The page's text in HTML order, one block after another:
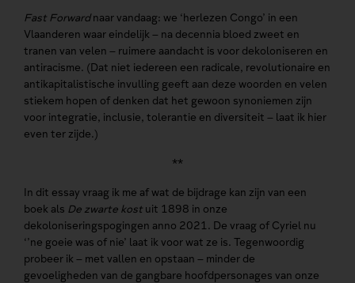
Fast Forwardnaar vandaag: we ‘herlezen Congo’ in een
Vlaanderen waar eindelijk – na decennia bloed zweet en
tranen van velen – ruimere aandacht is voor dekoloniseren en
antiracisme. (Dat niet iedereen een radicale, revolutionaire en
antikapitalistische invulling geeft aan deze woorden en velen
stiekem hopen of denken dat het gewoon synoniemen zijn
voor integratie, inclusie, tolerantie en diversiteit – laat ik hier
even ter zijde.)
**
In dit essay vraag ik me af wat de bijdrage kan zijn van een
boek als De zwarte kost uit 1898 in onze
dekoloniseringspogingen anno 2021. De vraag of Cyriel nu
‘’ne goeie was of nie’ laat ik voor wat ze is. Tegenwoordig
probeer ik – met vallen en opstaan – minder de
gevoeligheden van de gangbare hoofdpersonages van onze